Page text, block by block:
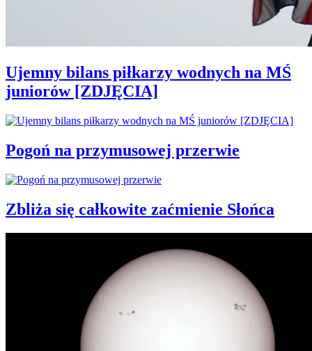
Ujemny bilans piłkarzy wodnych na MŚ
juniorów [ZDJĘCIA]
Pogoń na przymusowej przerwie
Zbliża się całkowite zaćmienie Słońca